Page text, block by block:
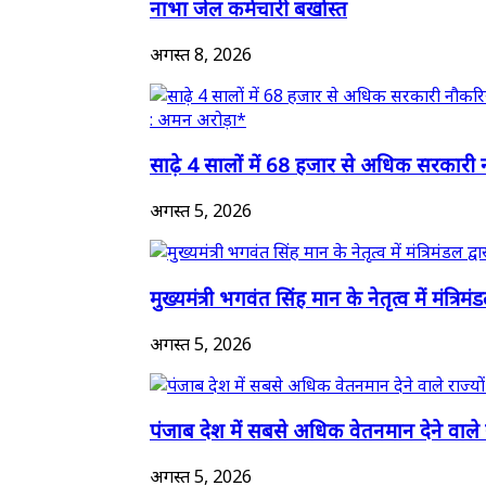
नाभा जेल कर्मचारी बर्खास्त
अगस्त 8, 2026
साढ़े 4 सालों में 68 हजार से अधिक सरकारी
अगस्त 5, 2026
मुख्यमंत्री भगवंत सिंह मान के नेतृत्व में
अगस्त 5, 2026
पंजाब देश में सबसे अधिक वेतनमान देने वाले
अगस्त 5, 2026